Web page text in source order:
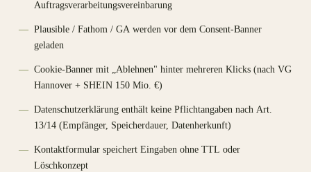
Auftragsverarbeitungsvereinbarung
Plausible / Fathom / GA werden vor dem Consent-Banner
geladen
Cookie-Banner mit „Ablehnen" hinter mehreren Klicks (nach VG
Hannover + SHEIN 150 Mio. €)
Datenschutzerklärung enthält keine Pflichtangaben nach Art.
13/14 (Empfänger, Speicherdauer, Datenherkunft)
Kontaktformular speichert Eingaben ohne TTL oder
Löschkonzept